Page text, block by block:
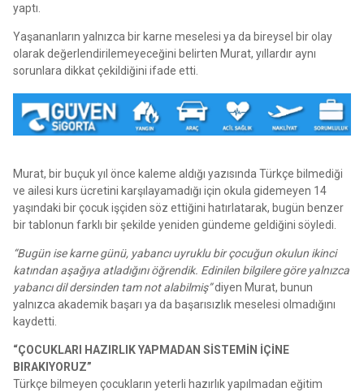
yaptı.
Yaşananların yalnızca bir karne meselesi ya da bireysel bir olay
olarak değerlendirilemeyeceğini belirten Murat, yıllardır aynı
sorunlara dikkat çekildiğini ifade etti.
Murat, bir buçuk yıl önce kaleme aldığı yazısında Türkçe bilmediği
ve ailesi kurs ücretini karşılayamadığı için okula gidemeyen 14
yaşındaki bir çocuk işçiden söz ettiğini hatırlatarak, bugün benzer
bir tablonun farklı bir şekilde yeniden gündeme geldiğini söyledi.
“Bugün ise karne günü, yabancı uyruklu bir çocuğun okulun ikinci
katından aşağıya atladığını öğrendik. Edinilen bilgilere göre yalnızca
yabancı dil dersinden tam not alabilmiş”diyen Murat, bunun
yalnızca akademik başarı ya da başarısızlık meselesi olmadığını
kaydetti.
“ÇOCUKLARI HAZIRLIK YAPMADAN SİSTEMİN İÇİNE
BIRAKIYORUZ”
Türkçe bilmeyen çocukların yeterli hazırlık yapılmadan eğitim